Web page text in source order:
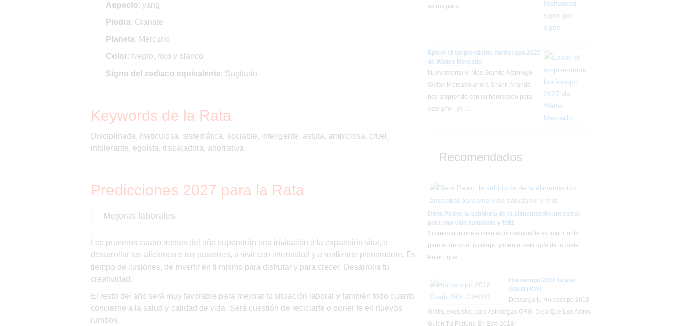
Aspecto: yang
Piedra: Granate
Planeta: Mercurio
Color: Negro, rojo y blanco
Signo del zodiaco equivalente: Sagitario
Keywords de la Rata
Disciplinada, meticulosa, sistemática, sociable, inteligente, astuta, ambiciosa, cruel,
intolerante, egoísta, trabajadora, ahorrativa.
Predicciones 2027 para la Rata
Mejoras laborales
Los primeros cuatro meses del año supondrán una invitación a la expansión vital, a
desarrollar tus aficiones o tus pasiones, a vivir con intensidad y a realizarte plenamente. Es
tiempo de ilusiones, de invertir en ti mismo para disfrutar y para crecer. Desarrolla tu
creatividad.
El resto del año será muy favorable para mejorar tu situación laboral y también todo cuanto
concierne a la salud y calidad de vida. Será cuestión de reciclarte o poner fe en nuevos
rumbos.
astros para …
Épico! el sorprendente horóscopo 2027
de Walter Mercado
Nuevamente el Mas Grande Astrologo
Walter Mercado ahora Shanti Ananda
nos sorprende con su horóscopo para
este año . ¡Al …
Recomendados
Dieta Paleo: la sabiduría de la alimentación ancestral
para una vida saludable y feliz
Si crees que una alimentación saludable es importante
para armonizar tu cuerpo y mente, esta guía de la dieta
Paleo, que …
Horoscopo 2018 Gratis
SOLO HOY!
Descarga tu Horoscopo 2018
Gratis, exclusivo para Astrologas.ORG. Deja Que Los Astros
Guíen Tu Fortuna En Este 2018!